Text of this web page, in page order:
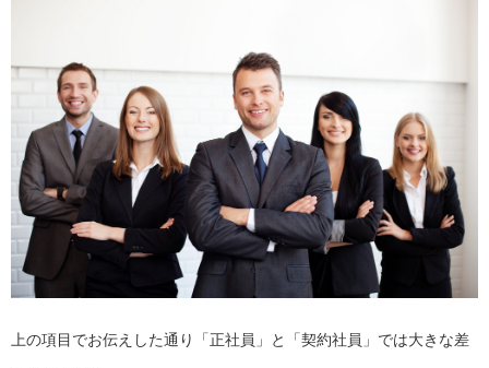
上の項目でお伝えした通り「正社員」と「契約社員」では大きな差